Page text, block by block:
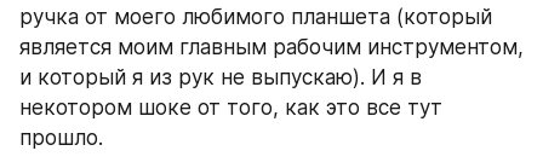
ручка от моего любимого планшета (который
является моим главным рабочим инструментом,
и который я из рук не выпускаю). И я в
некотором шоке от того, как это все тут
прошло.